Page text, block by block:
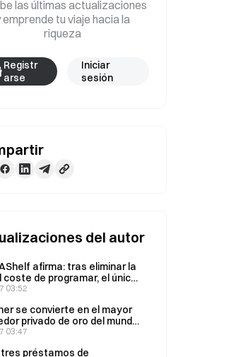
las últimas actualizaciones
emprende tu viaje hacia la
riqueza
Registr
arse
Iniciar
sesión
del autor
afirma: tras eliminar la
coste de programar, el único
escaso es el «gusto»
03:52
se convierte en el mayor
privado de oro del mundo;
totales aumentan
03:47
préstamos de